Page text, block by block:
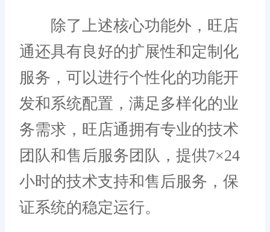
除了上述核心功能外，旺店
通还具有良好的扩展性和定制化
服务，可以进行个性化的功能开
发和系统配置，满足多样化的业
务需求，旺店通拥有专业的技术
团队和售后服务团队，提供7×24
小时的技术支持和售后服务，保
证系统的稳定运行。